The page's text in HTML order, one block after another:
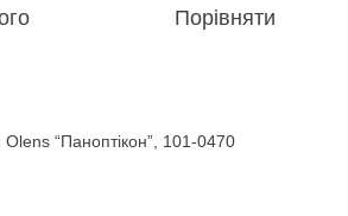
Порівняти
“Паноптікон”, 101-0470